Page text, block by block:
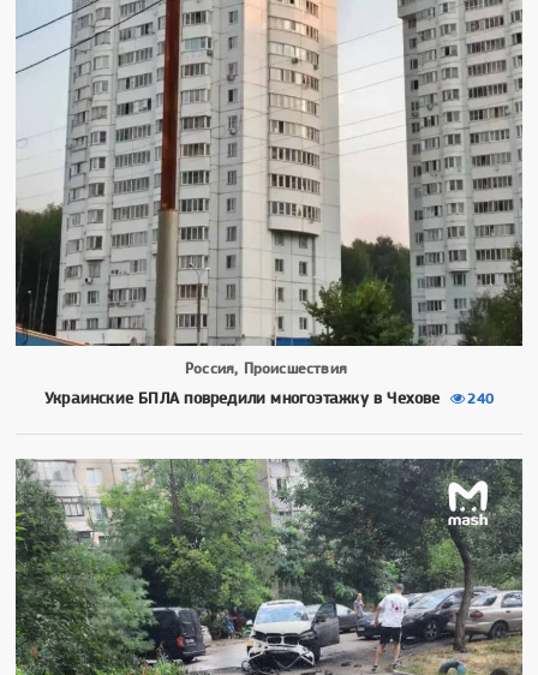
Россия, Происшествия
Украинские БПЛА повредили многоэтажку в Чехове 240